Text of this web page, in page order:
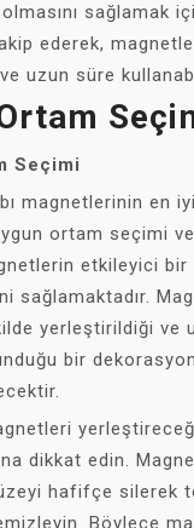
sağlamak
ederek,
ve uzun süre
Seçimi
magnetlerinin en
ortam seçimi
etkileyici bir
sağlamaktadır.
yerleştirildiği ve
bir
dikkat edin.
hafifçe silerek
Böylece